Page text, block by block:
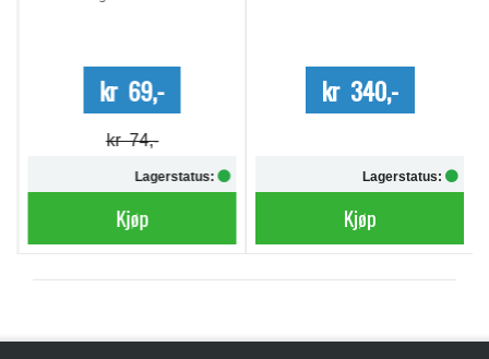
kr 69,-
kr 74,-
Lagerstatus:
Kjøp
kr 340,-
Lagerstatus:
Kjøp